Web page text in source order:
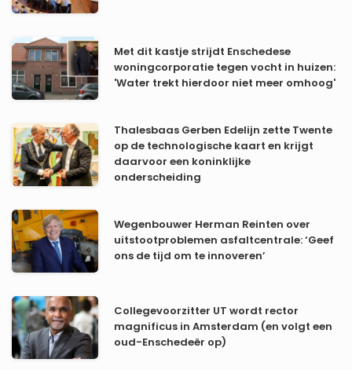
Met dit kastje strijdt Enschedese
woningcorporatie tegen vocht in huizen:
'Water trekt hierdoor niet meer omhoog'
Thalesbaas Gerben Edelijn zette Twente
op de technologische kaart en krijgt
daarvoor een koninklijke
onderscheiding
Wegenbouwer Herman Reinten over
uitstootproblemen asfaltcentrale: ‘Geef
ons de tijd om te innoveren’
Collegevoorzitter UT wordt rector
magnificus in Amsterdam (en volgt een
oud-Enschedeër op)